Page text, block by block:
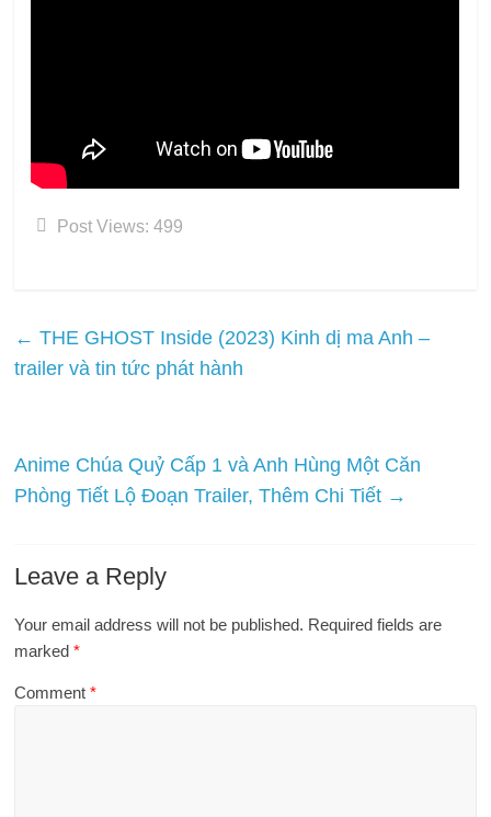
Post Views: 499
← THE GHOST Inside (2023) Kinh dị ma Anh –
trailer và tin tức phát hành
Anime Chúa Quỷ Cấp 1 và Anh Hùng Một Căn
Phòng Tiết Lộ Đoạn Trailer, Thêm Chi Tiết →
Leave a Reply
Your email address will not be published. Required fields are
marked*
Comment*